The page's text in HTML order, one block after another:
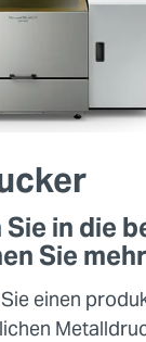
in die
Sie mehr
einen